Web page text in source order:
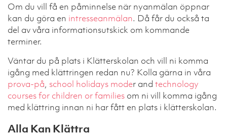
Om du vill få en påminnelse när nyanmälan öppnar
kan du göra en intresseanmälan. Då får du också ta
del av våra informationsutskick om kommande
terminer.
Väntar du på plats i Klätterskolan och vill ni komma
igång med klättringen redan nu? Kolla gärna in våra
prova-på, school holidays moder and technology
courses for children or families om ni vill komma igång
med klättring innan ni har fått en plats i klätterskolan.
Alla Kan Klättra